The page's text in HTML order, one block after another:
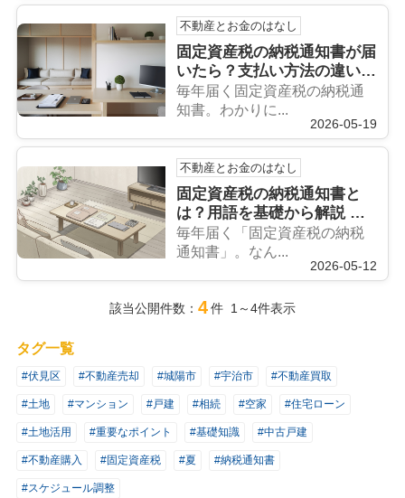
不動産とお金のはなし
固定資産税の納税通知書が届
いたら？支払い方法の違いと
ポイントをまとめて解説
毎年届く固定資産税の納税通
知書。わかりに...
2026-05-19
不動産とお金のはなし
固定資産税の納税通知書と
は？用語を基礎から解説 納
税通知書の用語を理解して固
定資産税を把握する
毎年届く「固定資産税の納税
通知書」。なん...
2026-05-12
該当公開件数： 4件 1～4件表示
タグ一覧
#伏見区 #不動産売却 #城陽市 #宇治市 #不動産買取
#土地 #マンション #戸建 #相続 #空家 #住宅ローン
#土地活用 #重要なポイント #基礎知識 #中古戸建
#不動産購入 #固定資産税 #夏 #納税通知書
#スケジュール調整